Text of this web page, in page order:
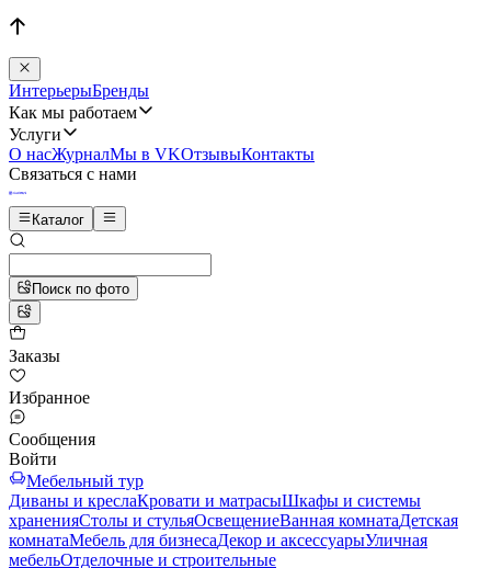
ИнтерьерыБренды
Как мы работаем
Услуги
О насЖурналМы в VKОтзывыКонтакты
Связаться с нами
Каталог
Поиск по фото
Заказы
Избранное
Сообщения
Войти
Мебельный тур
Диваны и креслаКровати и матрасыШкафы и системы
храненияСтолы и стульяОсвещениеВанная комнатаДетская
комнатаМебель для бизнесаДекор и аксессуарыУличная
мебельОтделочные и строительные